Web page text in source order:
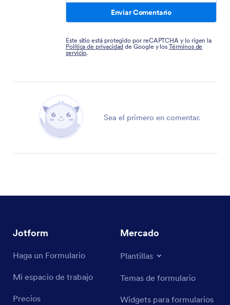
Enviar Comentario
Este sitio está protegido por reCAPTCHA y lo rigen la
Política de privacidad de Google y losTérminos de
servicio.
Sea el primero en comentar.
Jotform
Haga un Formulario
Mi espacio de trabajo
Precios
Mercado
Plantillas
Temas de formulario
Widgets para formularios